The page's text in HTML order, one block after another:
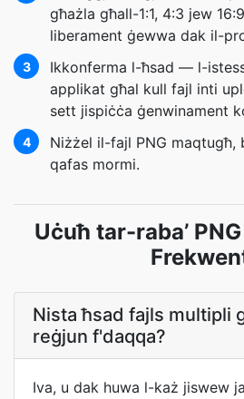
għażla għall-1:1, 4:3 jew
liberament ġewwa dak il-
3
Ikkonferma l-ħsad — l-
applikat għal kull fajl inti
sett jispiċċa ġenwinament
4
Niżżel il-fajl PNG
qafas mormi.
Uċuħ tar-raba’
Nista ħsad fajls multipli
reġjun f'daqqa?
Iva, u dak huwa l-każ jiswew